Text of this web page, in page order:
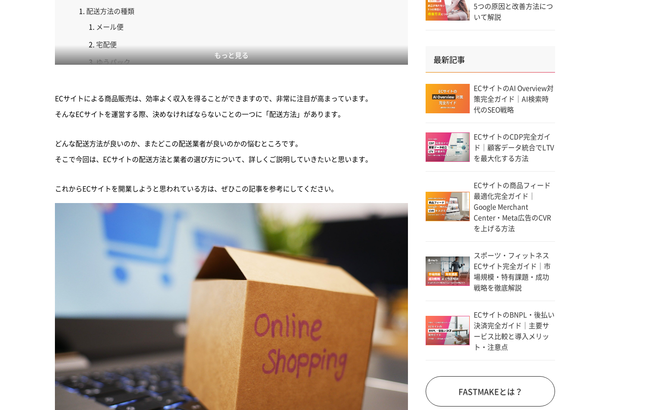
もっと見る
配送方法の種類
メール便
宅配便
ゆうパック
日本郵便
ヤマト運輸
まとめ
ECサイトによる商品販売は、効率よく収入を得ることができますので、非常に注目が高まっています。
そんなECサイトを運営する際、決めなければならないことの一つに「配送方法」があります。
どんな配送方法が良いのか、またどこの配送業者が良いのかの悩むところです。
そこで今回は、ECサイトの配送方法と業者の選び方について、詳しくご説明していきたいと思います。
これからECサイトを開業しようと思われている方は、ぜひこの記事を参考にしてください。
5つの原因と改善方法につ
いて解説
最新記事
ECサイトのAI Overview対
策完全ガイド｜AI検索時
代のSEO戦略
ECサイトのCDP完全ガイ
ド｜顧客データ統合でLTV
を最大化する方法
ECサイトの商品フィード
最適化完全ガイド｜
Google Merchant
Center・Meta広告のCVR
を上げる方法
スポーツ・フィットネス
ECサイト完全ガイド｜市
場規模・特有課題・成功
戦略を徹底解説
ECサイトのBNPL・後払い
決済完全ガイド｜主要サ
ービス比較と導入メリッ
ト・注意点
FASTMAKEとは？